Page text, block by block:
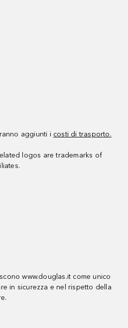
aggiunti i costi di trasporto.
logos are trademarks of
www.douglas.it come unico
in sicurezza e nel rispetto della